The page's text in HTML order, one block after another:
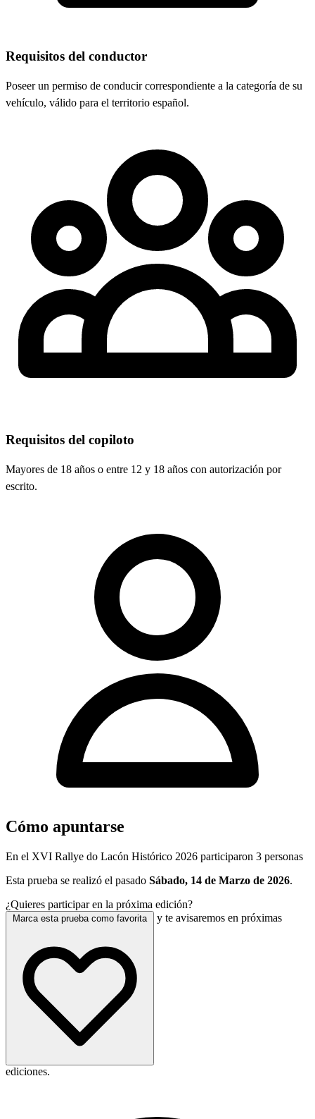
Requisitos del conductor
Poseer un permiso de conducir correspondiente a la categoría de su
vehículo, válido para el territorio español.
Requisitos del copiloto
Mayores de 18 años o entre 12 y 18 años con autorización por
escrito.
Cómo apuntarse
En el XVI Rallye do Lacón Histórico 2026 participaron 3 personas
Esta prueba se realizó el pasado Sábado, 14 de Marzo de 2026.
¿Quieres participar en la próxima edición?
Marca esta prueba como favorita y te avisaremos en próximas
ediciones.